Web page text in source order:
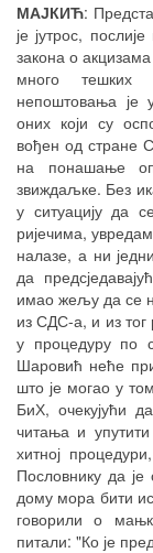
МАЈКИЋ:
је јутрос,
закона о
много тешких
непоштовања је
оних који су
вођен од стране
на понашање
звиждаљке. Без
у ситуацију да
ријечима,
налазе, а ни
да
имао жељу да се
из СДС-а, и из тог
у процедуру по
Шаровић неће
што је могао у
БиХ, очекујући
читања и
хитној
Пословнику да
дому мора бити
говорили о
питали: "Ко је